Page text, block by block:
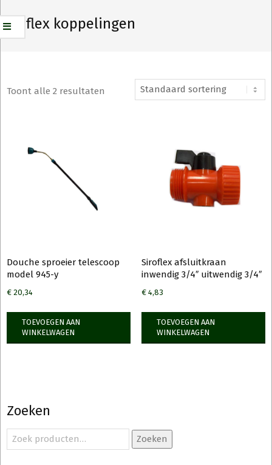
Siroflex koppelingen
Toont alle 2 resultaten
Douche sproeier telescoop
model 945-y
€ 20,34
TOEVOEGEN AAN
WINKELWAGEN
Siroflex afsluitkraan
inwendig 3/4″ uitwendig 3/4″
€4,83
TOEVOEGEN AAN
WINKELWAGEN
Zoeken
Zoeken
naar:
Zoeken